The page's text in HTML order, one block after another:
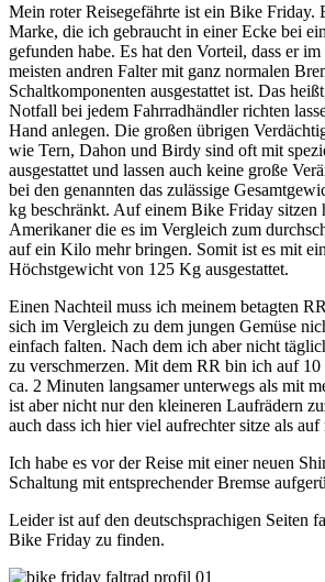
Mein roter Reisegefährte ist ein Bike Friday.
Marke, die ich gebraucht in einer Ecke bei
gefunden habe. Es hat den Vorteil, dass er
meisten andren Falter mit ganz normalen
Schaltkomponenten ausgestattet ist. Das
Notfall bei jedem Fahrradhändler richten
Hand anlegen. Die großen übrigen
wie Tern, Dahon und Birdy sind oft mit
ausgestattet und lassen auch keine große
bei den genannten das zulässige
kg beschränkt. Auf einem Bike Friday sitzen
Amerikaner die es im Vergleich zum
auf ein Kilo mehr bringen. Somit ist es mit
Höchstgewicht von 125 Kg ausgestattet.
Einen Nachteil muss ich meinem betagten
sich im Vergleich zu dem jungen Gemüse
einfach falten. Nach dem ich aber nicht
zu verschmerzen. Mit dem RR bin ich auf
ca. 2 Minuten langsamer unterwegs als mit
ist aber nicht nur den kleineren Laufrädern
auch dass ich hier viel aufrechter sitze als
Ich habe es vor der Reise mit einer neuen
Schaltung mit entsprechender Bremse
Leider ist auf den deutschsprachigen Seiten
Bike Friday zu finden.